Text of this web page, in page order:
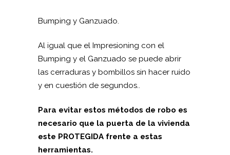
Bumping y Ganzuado.
Al igual que el Impresioning con el
Bumping y el Ganzuado se puede abrir
las cerraduras y bombillos sin hacer ruido
y en cuestión de segundos..
Para evitar estos métodos de robo es
necesario que la puerta de la vivienda
este PROTEGIDA frente a estas
herramientas.